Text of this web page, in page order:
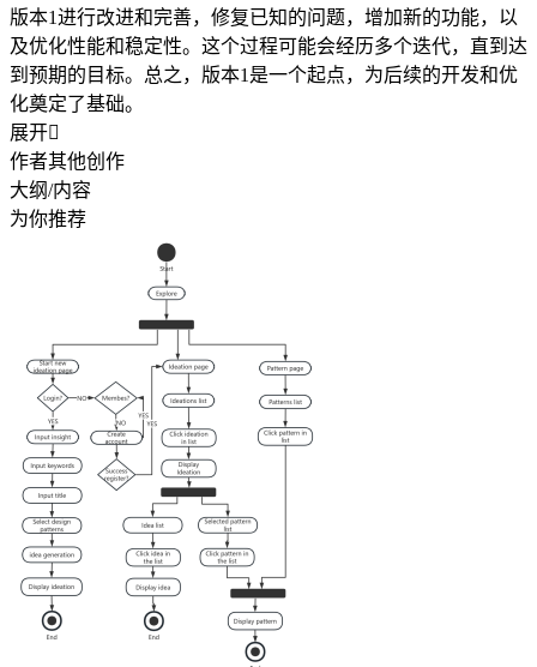
版本1进行改进和完善，修复已知的问题，增加新的功能，以
及优化性能和稳定性。这个过程可能会经历多个迭代，直到达
到预期的目标。总之，版本1是一个起点，为后续的开发和优
化奠定了基础。
展开
作者其他创作
大纲/内容
为你推荐